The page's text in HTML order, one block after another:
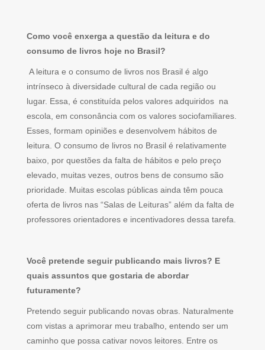
Como você enxerga a questão da leitura e do
consumo de livros hoje no Brasil?
A leitura e o consumo de livros nos Brasil é algo
intrínseco à diversidade cultural de cada região ou
lugar. Essa, é constituída pelos valores adquiridos na
escola, em consonância com os valores sociofamiliares.
Esses, formam opiniões e desenvolvem hábitos de
leitura. O consumo de livros no Brasil é relativamente
baixo, por questões da falta de hábitos e pelo preço
elevado, muitas vezes, outros bens de consumo são
prioridade. Muitas escolas públicas ainda têm pouca
oferta de livros nas “Salas de Leituras” além da falta de
professores orientadores e incentivadores dessa tarefa.
Você pretende seguir publicando mais livros? E
quais assuntos que gostaria de abordar
futuramente?
Pretendo seguir publicando novas obras. Naturalmente
com vistas a aprimorar meu trabalho, entendo ser um
caminho que possa cativar novos leitores. Entre os